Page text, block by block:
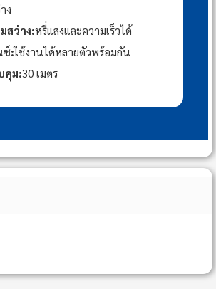
ง
สว่าง:หรี่แสงและความเร็วได้
ซ์:ใช้งานได้หลายตัวพร้อมกัน
คุม:30 เมตร